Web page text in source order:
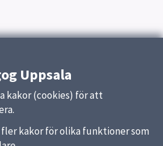
Uppsala
kakor (cookies) för att
kakor för olika funktioner som